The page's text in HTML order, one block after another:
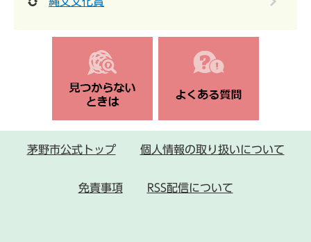
茅野市公式トップ 個人情報の取り扱いについて
免責事項 RSS配信について